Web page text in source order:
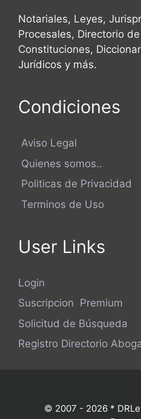
Notariales, Leyes,
Procesales, Directorio
Constituciones,
Jurídicos y más.
Condiciones
Aviso Legal
Quienes somos..
Politicas de Privacidad
Terminos de Uso
User Links
Login
Suscripcion Premium
Solicitud de Búsqueda
Registro Directorio
© 2007 - 2026 *